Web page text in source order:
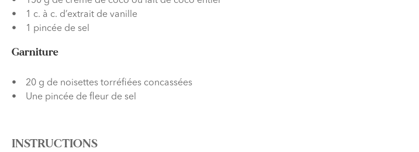
1 c. à c. d’extrait de vanille
1 pincée de sel
Garniture
20 g de noisettes torréfiées concassées
Une pincée de fleur de sel
INSTRUCTIONS